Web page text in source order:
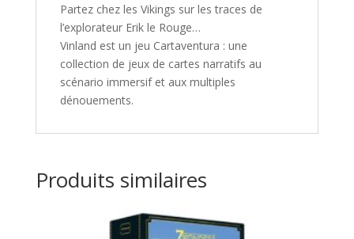
Partez chez les Vikings sur les traces de
l’explorateur Erik le Rouge…
Vinland est un jeu Cartaventura : une
collection de jeux de cartes narratifs au
scénario immersif et aux multiples
dénouements.
Produits similaires